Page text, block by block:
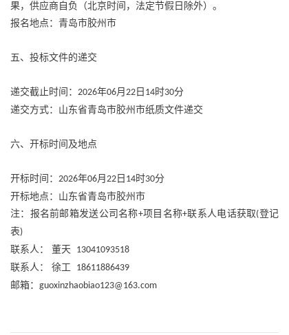
果，供应商自负（北京时间，法定节假日除外）。
报名地点：青岛市胶州市
五、投标文件的递交
递交截止时间： 2026年06月 22 日 14时30分
递交方式：山东省青岛市胶州市纸质文件递交
六、开标时间及地点
开标时间： 2026年06月 22 日 14时30分
开标地点：山东省青岛市胶州市
注：报名前邮箱发送公司名称+项目名称+联系人电话获取(登记
表)
联系人：
董天 13041093518
联系人：
徐工
18611886439
邮箱： guoxinzhaobiao123@163.com